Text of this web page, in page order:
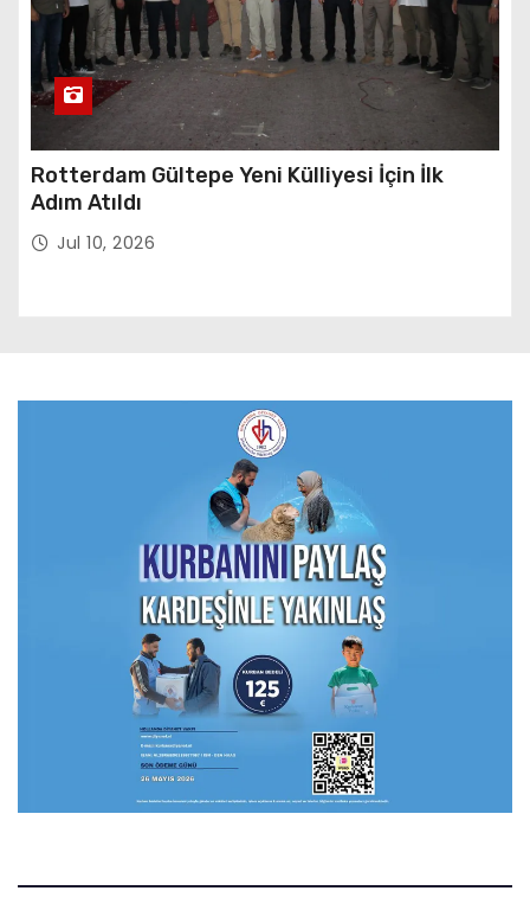
Rotterdam Gültepe Yeni Külliyesi İçin İlk
Adım Atıldı
Jul 10, 2026